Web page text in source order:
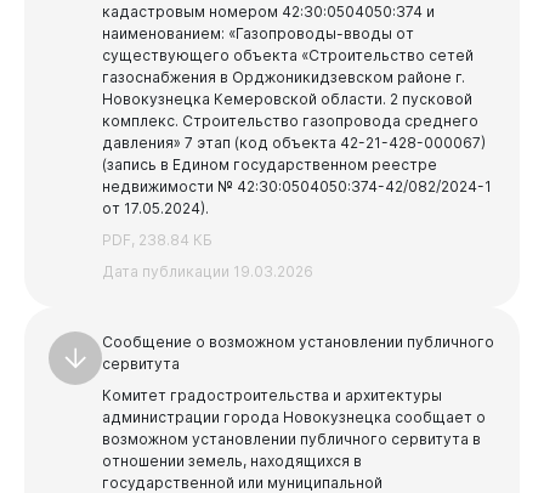
кадастровым номером 42:30:0504050:374 и
наименованием: «Газопроводы-вводы от
существующего объекта «Строительство сетей
газоснабжения в Орджоникидзевском районе г.
Новокузнецка Кемеровской области. 2 пусковой
комплекс. Строительство газопровода среднего
давления» 7 этап (код объекта 42-21-428-000067)
(запись в Едином государственном реестре
недвижимости № 42:30:0504050:374-42/082/2024-1
от 17.05.2024).
PDF, 238.84 КБ
Дата публикации 19.03.2026
Сообщение о возможном установлении публичного
сервитута
Комитет градостроительства и архитектуры
администрации города Новокузнецка сообщает о
возможном установлении публичного сервитута в
отношении земель, находящихся в
государственной или муниципальной